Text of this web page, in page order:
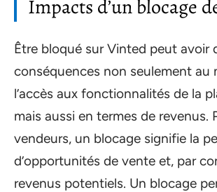
Impacts d’un blocage
Être bloqué sur Vinted peut avoir
conséquences non seulement au
l’accès aux fonctionnalités de la
mais aussi en termes de revenus.
vendeurs, un blocage signifie la
d’opportunités de vente et, par
revenus potentiels. Un blocage